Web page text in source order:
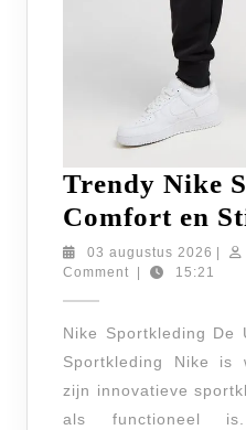
Trendy Nike
Comfort en
03 augustus 2026 03
|
Comment
| 15:21
Nike Sportkleding De
Sportkleding Nike is
zijn innovatieve
als functioneel